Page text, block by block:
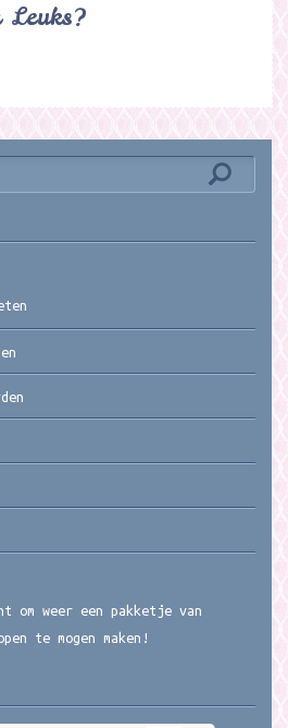
om weer een pakketje van
te mogen maken!